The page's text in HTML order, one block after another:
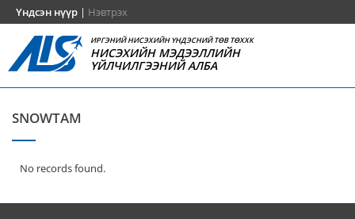
Үндсэн нүүр | Нэвтрэх
ИРГЭНИЙ НИСЭХИЙН ҮНДЭСНИЙ ТӨВ ТӨХХК
НИСЭХИЙН МЭДЭЭЛЛИЙН
ҮЙЛЧИЛГЭЭНИЙ АЛБА
SNOWTAM
No records found.